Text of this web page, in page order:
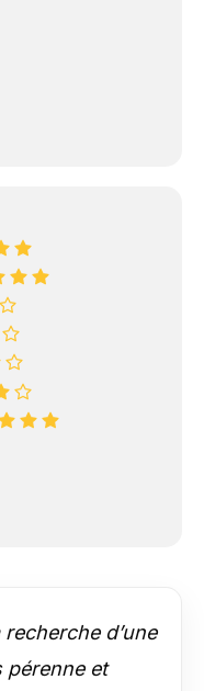
d’une
pérenne et